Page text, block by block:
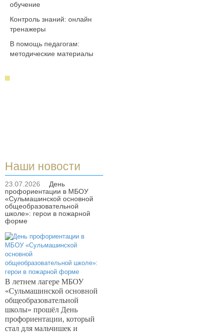
обучение
Контроль знаний: онлайн
тренажеры
В помощь педагогам:
методические материалы
Наши новости
23.07.2026
День
профориентации в МБОУ
«Сульмашинской основной
общеобразовательной
школе»: герои в пожарной
форме
В летнем лагере МБОУ
«Сульмашинской основной
общеобразовательной
школы» прошёл День
профориентации, который
стал для мальчишек и